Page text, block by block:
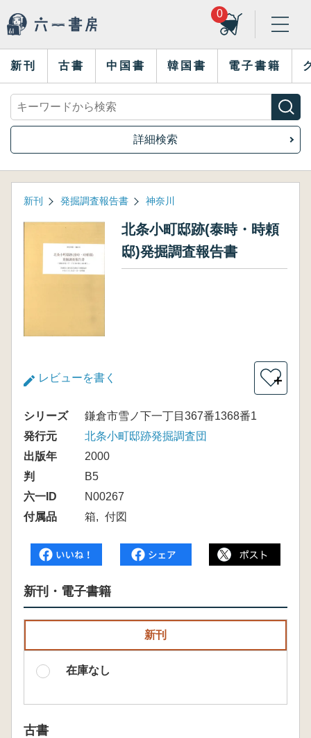
0
新刊 古書 中国書 韓国書 電子書籍
詳細検索
新刊 発掘調査報告書 神奈川
北条小町邸跡(泰時・時頼
邸)発掘調査報告書
レビューを書く ＋
シリーズ
鎌倉市雪ノ下一丁目367番1368番1
発行元
北条小町邸跡発掘調査団
出版年
2000
判
B5
六一ID
N00267
付属品
箱 付図
新刊・電子書籍
新刊
在庫なし
古書